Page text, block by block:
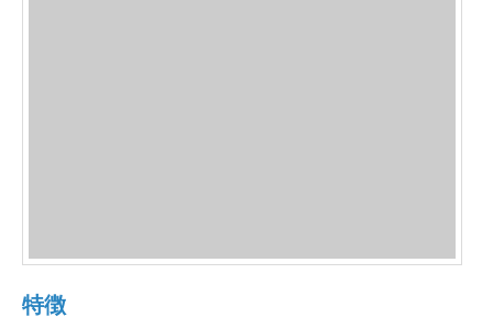
品質への取り組み 環境方針について
特徴